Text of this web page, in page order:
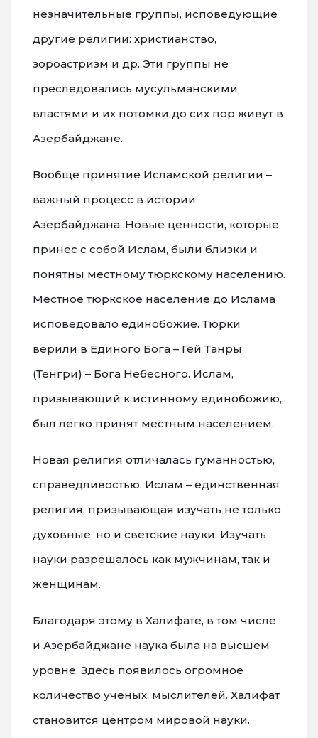
незначительные группы, исповедующие
другие религии: христианство,
зороастризм и др. Эти группы не
преследовались мусульманскими
властями и их потомки до сих пор живут в
Азербайджане.
Вообще принятие Исламской религии –
важный процесс в истории
Азербайджана. Новые ценности, которые
принес с собой Ислам, были близки и
понятны местному тюркскому населению.
Местное тюркское население до Ислама
исповедовало единобожие. Тюрки
верили в Единого Бога – Гёй Танры
(Тенгри) – Бога Небесного. Ислам,
призывающий к истинному единобожию,
был легко принят местным населением.
Новая религия отличалась гуманностью,
справедливостью. Ислам – единственная
религия, призывающая изучать не только
духовные, но и светские науки. Изучать
науки разрешалось как мужчинам, так и
женщинам.
Благодаря этому в Халифате, в том числе
и Азербайджане наука была на высшем
уровне. Здесь появилось огромное
количество ученых, мыслителей. Халифат
становится центром мировой науки.